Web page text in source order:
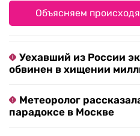
Объясняем
Уехавший из России
обвинен в хищении
Метеоролог
парадоксе в Москве